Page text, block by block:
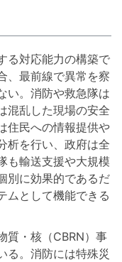
る対応能力の構築で
、最前線で異常を察
い。消防や救急隊は
混乱した現場の安全
住民への情報提供や
析を行い、政府は全
も輸送支援や大規模
別に効果的であるだ
ムとして機能できる
質・核（CBRN）事
る。消防には特殊災